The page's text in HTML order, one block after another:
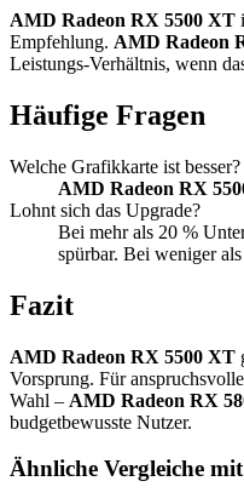
AMD Radeon RX 5500 XT
Empfehlung. AMD Radeon
Leistungs-Verhältnis, wenn
Häufige Fragen
Welche Grafikkarte ist besser?
AMD Radeon RX
Lohnt sich das Upgrade?
Bei mehr als 20 %
spürbar. Bei weniger
Fazit
AMD Radeon RX 5500 XT
Vorsprung. Für
Wahl – AMD Radeon RX
budgetbewusste Nutzer.
Ähnliche Vergleiche